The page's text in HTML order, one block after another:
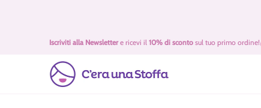
Idee Regalo 🎁 Tessuti
Iscriviti alla Newslettere ricevi il 10% di sconto sul tuo primo ordine!